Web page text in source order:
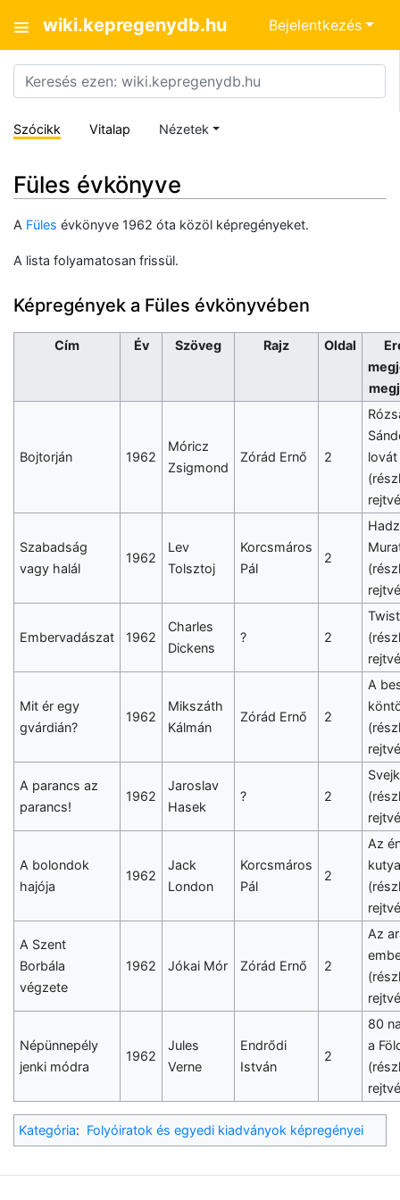
wiki.kepregenydb.hu Bejelentkezés
Szócikk Vitalap Nézetek
Füles évkönyve
A Füles évkönyve 1962 óta közöl képregényeket.
A lista folyamatosan frissül.
Képregények a Füles évkönyvében
Cím Év Szöveg Rajz Oldal
Bojtorján 1962
Móricz
Zsigmond
Zórád Ernő 2
lovát
Szabadság
vagy halál
1962
Lev
Tolsztoj
Korcsmáros
Pál
2
Embervadászat 1962
Charles
Dickens
? 2
Mit ér egy
gvárdián?
1962
Mikszáth
Kálmán
Zórád Ernő 2
A
A parancs az
parancs!
1962
Jaroslav
Hasek
? 2
Svejk
A bolondok
hajója
1962
Jack
London
Korcsmáros
Pál
2
Az
kutya
A Szent
Borbála
végzete
1962 Jókai Mór Zórád Ernő 2
Az
Népünnepély
jenki módra
1962
Jules
Verne
Endrődi
István
2
80
a
Kategória: Folyóiratok és egyedi kiadványok képregényei